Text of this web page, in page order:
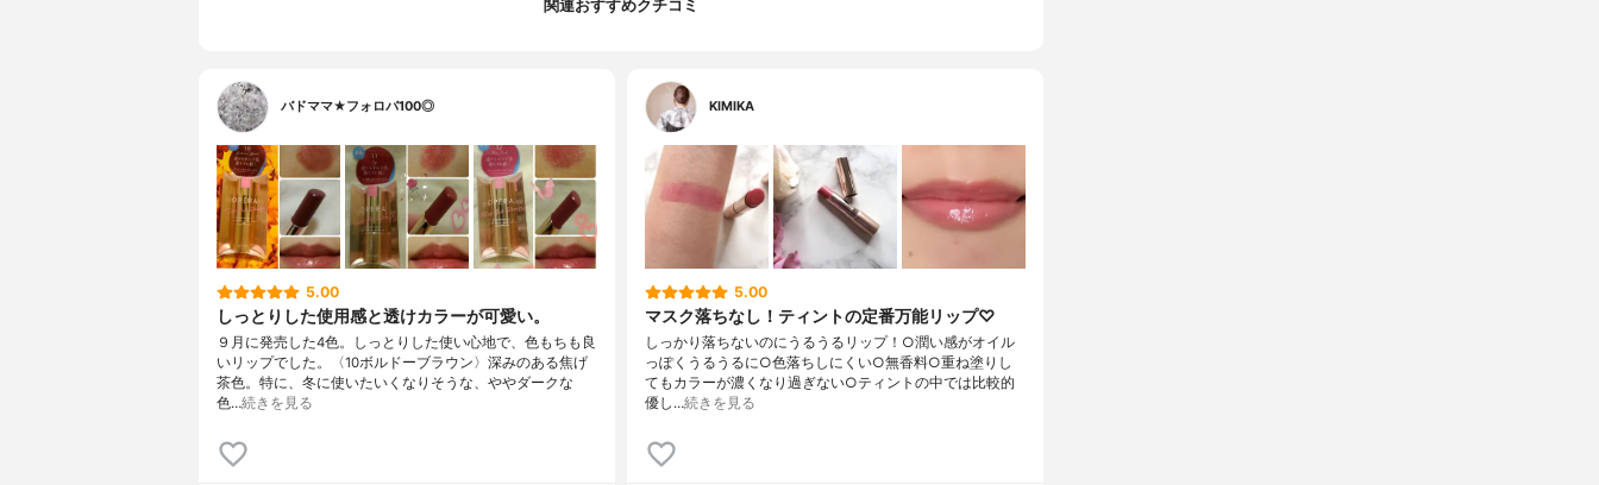
関連おすすめクチコミ
バドママ★フォロバ100◎
5.00
しっとりした使用感と透けカラーが可愛い。
９月に発売した4色。しっとりした使い心地で、色もちも良
いリップでした。〈10ボルドーブラウン〉深みのある焦げ
茶色。特に、冬に使いたいくなりそうな、ややダークな
色…続きを見る
KIMIKA
5.00
マスク落ちなし！ティントの定番万能リップ♡
しっかり落ちないのにうるうるリップ！○潤い感がオイル
っぽくうるうるに○色落ちしにくい○無香料○重ね塗りし
てもカラーが濃くなり過ぎない○ティントの中では比較的
優し…続きを見る